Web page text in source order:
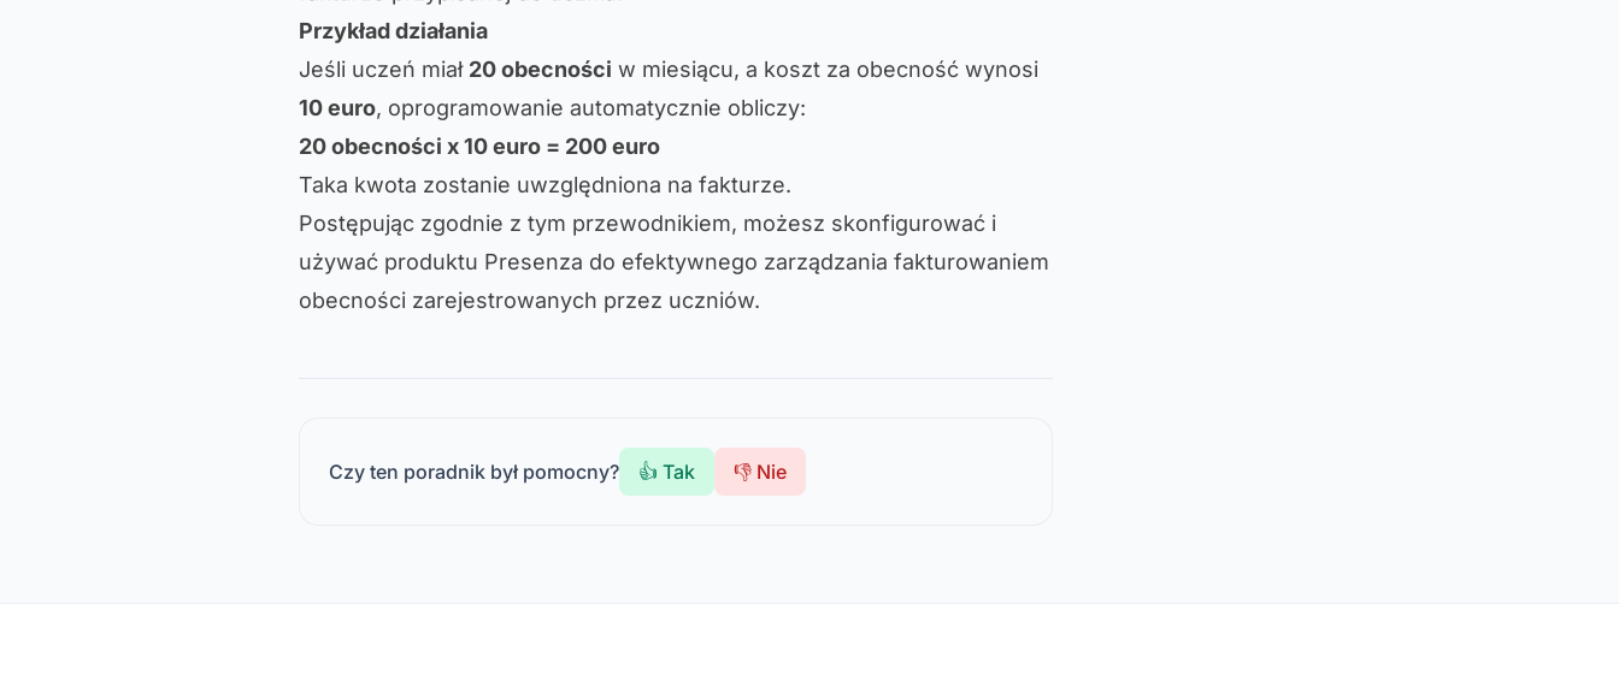
Przykład działania
Jeśli uczeń miał 20 obecności w miesiącu, a koszt za obecność wynosi
10 euro, oprogramowanie automatycznie obliczy:
20 obecności x 10 euro = 200 euro
Taka kwota zostanie uwzględniona na fakturze.
Postępując zgodnie z tym przewodnikiem, możesz skonfigurować i
używać produktu Presenza do efektywnego zarządzania fakturowaniem
obecności zarejestrowanych przez uczniów.
Czy ten poradnik był pomocny? 👍 Tak 👎 Nie